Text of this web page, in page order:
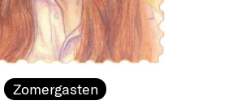
Zomergasten